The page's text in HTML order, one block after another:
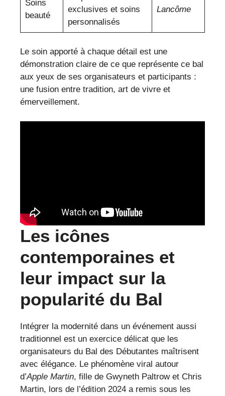
Soins
beauté
exclusives et soins
personnalisés
Lancôme
Le soin apporté à chaque détail est une
démonstration claire de ce que représente ce bal
aux yeux de ses organisateurs et participants :
une fusion entre tradition, art de vivre et
émerveillement.
Les icônes
contemporaines et
leur impact sur la
popularité du Bal
Intégrer la modernité dans un événement aussi
traditionnel est un exercice délicat que les
organisateurs du Bal des Débutantes maîtrisent
avec élégance. Le phénomène viral autour
d’Apple Martin, fille de Gwyneth Paltrow et Chris
Martin, lors de l’édition 2024 a remis sous les